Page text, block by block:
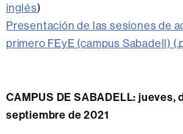
inglés)
Presentación de las sesiones de
primero FEyE (campus Sabadell)
CAMPUS DE SABADELL: jueves,
septiembre de 2021